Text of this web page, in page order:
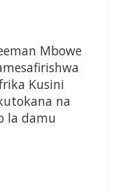
Mbowe
Kusini
na
la damu